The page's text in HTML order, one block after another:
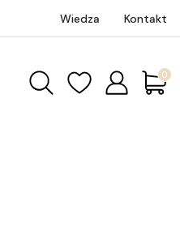
Wiedza Kontakt